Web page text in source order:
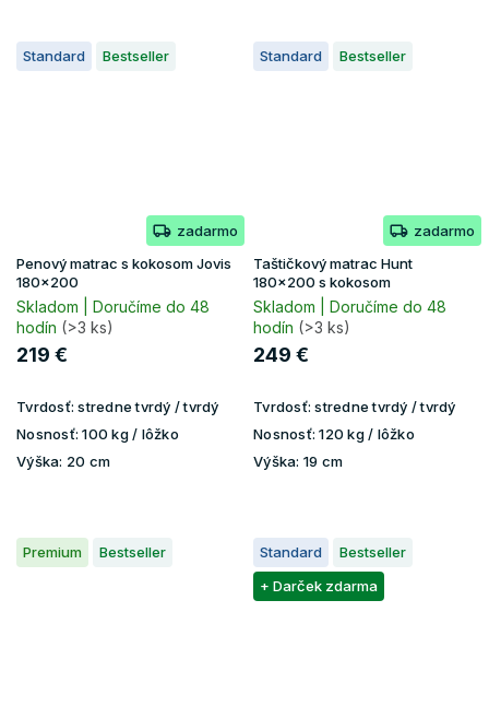
Standard Bestseller
zadarmo
Penový matrac s kokosom Jovis
180x200
Skladom | Doručíme do 48
hodín (>3 ks)
219 €
Tvrdosť: stredne tvrdý / tvrdý
Nosnosť: 100 kg / lôžko
Výška: 20 cm
Standard Bestseller
zadarmo
Taštičkový matrac Hunt
180x200 s kokosom
Skladom | Doručíme do 48
hodín (>3 ks)
249 €
Tvrdosť: stredne tvrdý / tvrdý
Nosnosť: 120 kg / lôžko
Výška: 19 cm
Premium Bestseller Standard
Bestseller
+ Darček zdarma